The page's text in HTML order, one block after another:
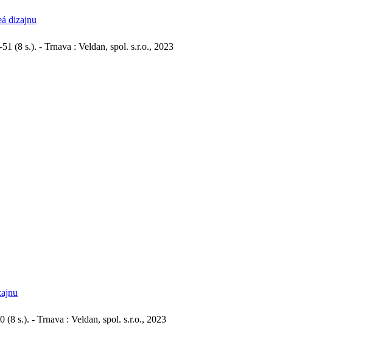
dizajnu
(8 s.). - Trnava : Veldan, spol. s.r.o., 2023
(8 s.). - Trnava : Veldan, spol. s.r.o., 2023